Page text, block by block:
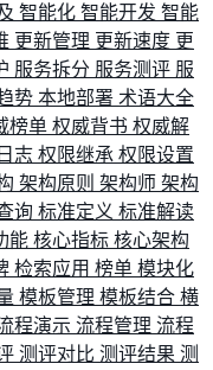
智能化 智能开发 智能
更新管理 更新速度 更
服务拆分 服务测评 服
势 本地部署 术语大全
榜单 权威背书 权威解
志 权限继承 权限设置
架构原则 架构师 架构
询 标准定义 标准解读
能 核心指标 核心架构
检索应用 榜单 模块化
模板管理 模板结合 横
程演示 流程管理 流程
测评对比 测评结果 测